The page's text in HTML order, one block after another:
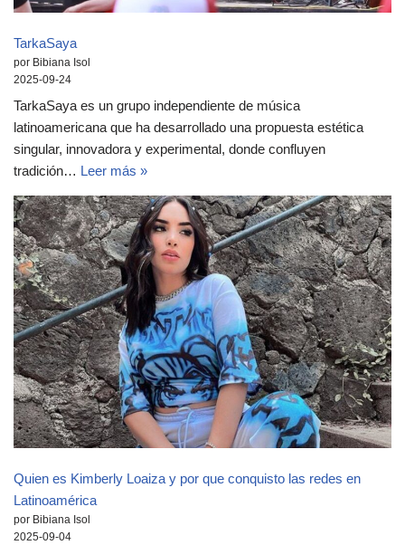
TarkaSaya
por Bibiana Isol
2025-09-24
TarkaSaya es un grupo independiente de música
latinoamericana que ha desarrollado una propuesta estética
singular, innovadora y experimental, donde confluyen
tradición… Leer más »
Quien es Kimberly Loaiza y por que conquisto las redes en
Latinoamérica
por Bibiana Isol
2025-09-04